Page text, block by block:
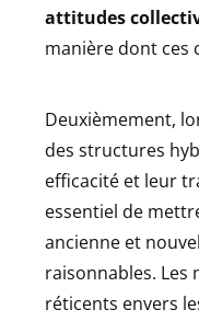
attitudes
manière dont ces
Deuxièmement,
des structures
efficacité et leur
essentiel de
ancienne et
raisonnables.
réticents envers